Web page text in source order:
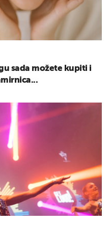
sada možete kupiti i